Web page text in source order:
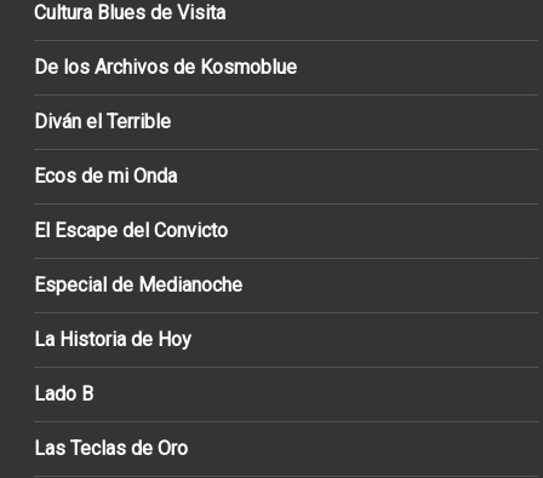
Cultura Blues de Visita
De los Archivos de Kosmoblue
Diván el Terrible
Ecos de mi Onda
El Escape del Convicto
Especial de Medianoche
La Historia de Hoy
Lado B
Las Teclas de Oro